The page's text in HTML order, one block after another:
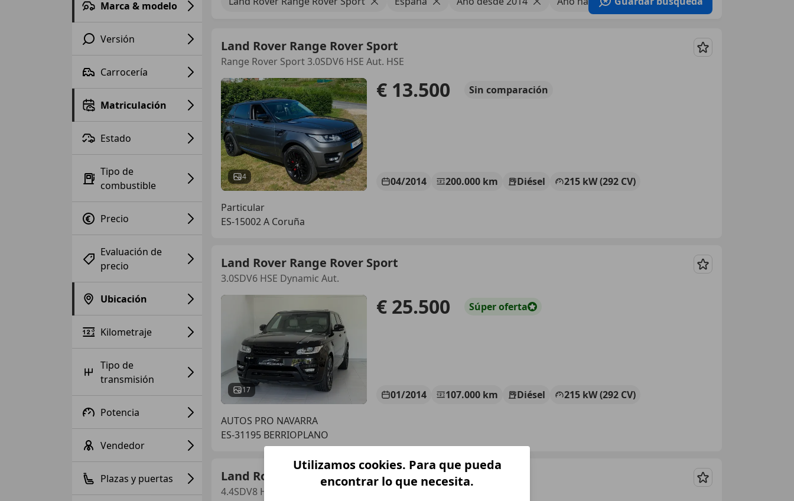
Marca & modelo
Versión
Carrocería
Matriculación
Estado
Tipo de
combustible
Precio
Evaluación de
precio
Ubicación
Kilometraje
Tipo de
transmisión
Potencia
Vendedor
Plazas y puertas
Land Rover Range Rover Sport
Range Rover Sport 3.0SDV6 HSE Aut. HSE
Guardar
4
€ 13.500 Sin comparación
04/2014 200.000 km Diésel
215 kW (292 CV)
Particular
ES-15002 A Coruña
Land Rover Range Rover Sport
3.0SDV6 HSE Dynamic Aut.
Guardar
17
€ 25.500 Súperoferta
01/2014 107.000 km Diésel
215 kW (292 CV)
AUTOS PRO NAVARRA
ES-31195 BERRIOPLANO
Land Rover Range Rover Sport
4.4SDV8 HSE Aut.
Guardar
Utilizamos cookies. Para que pueda
encontrar lo que necesita.